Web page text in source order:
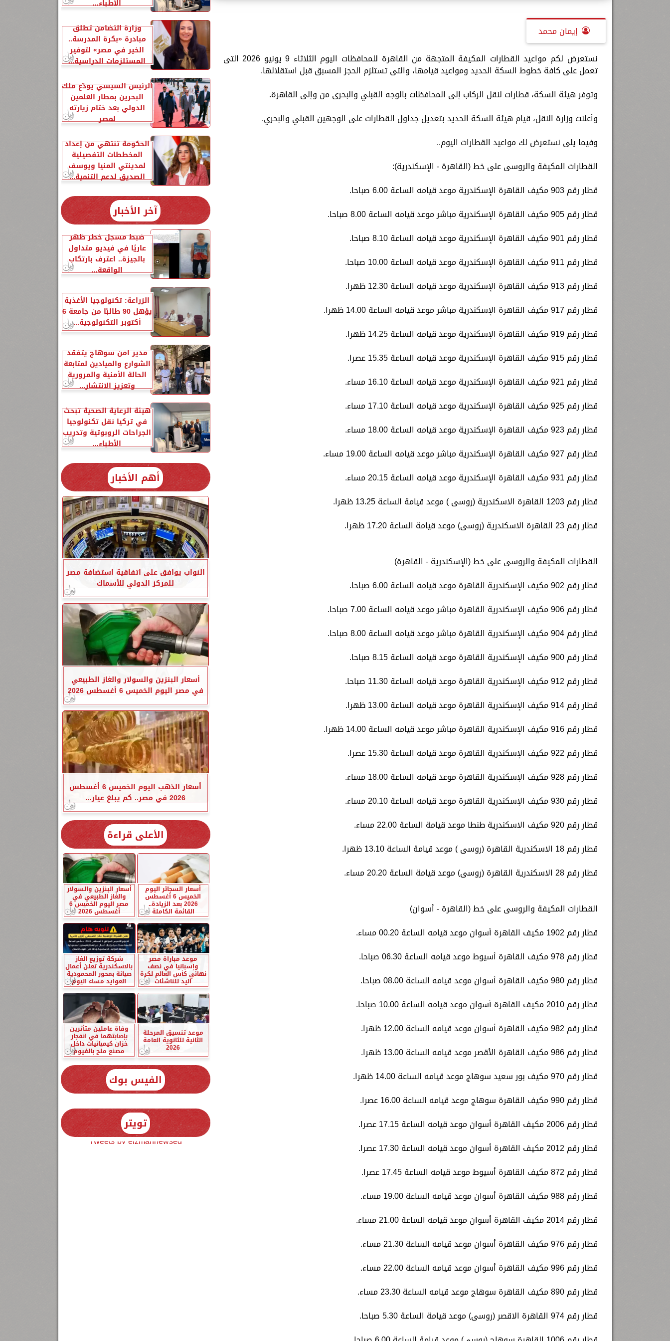
إيمان محمد
نستعرض لكم مواعيد القطارات المكيفة المتجهة من القاهرة للمحافظات اليوم الثلاثاء 9 يونيو 2026 التى
تعمل على كافة خطوط السكة الحديد ومواعيد قيامها، والتى تستلزم الحجز المسبق قبل استقلالها.
وتوفر هيئة السكة، قطارات لنقل الركاب إلى المحافظات بالوجه القبلي والبحرى من وإلى القاهرة.
وأعلنت وزارة النقل، قيام هيئة السكة الحديد بتعديل جداول القطارات على الوجهين القبلي والبحري.
وفيما يلى نستعرض لك مواعيد القطارات اليوم..
القطارات المكيفة والروسى على خط (القاهرة - الإسكندرية):
قطار رقم 903 مكيف القاهرة الإسكندرية موعد قيامه الساعة 6.00 صباحا.
قطار رقم 905 مكيف القاهرة الإسكندرية مباشر موعد قيامه الساعة 8.00 صباحا.
قطار رقم 901 مكيف القاهرة الإسكندرية موعد قيامه الساعة 8.10 صباحا.
قطار رقم 911 مكيف القاهرة الإسكندرية موعد قيامه الساعة 10.00 صباحا.
قطار رقم 913 مكيف القاهرة الإسكندرية موعد قيامه الساعة 12.30 ظهرا.
قطار رقم 917 مكيف القاهرة الإسكندرية مباشر موعد قيامه الساعة 14.00 ظهرا.
قطار رقم 919 مكيف القاهرة الإسكندرية موعد قيامه الساعة 14.25 ظهرا.
قطار رقم 915 مكيف القاهرة الإسكندرية موعد قيامه الساعة 15.35 عصرا.
قطار رقم 921 مكيف القاهرة الإسكندرية موعد قيامه الساعة 16.10 مساء.
قطار رقم 925 مكيف القاهرة الإسكندرية موعد قيامه الساعة 17.10 مساء.
قطار رقم 923 مكيف القاهرة الإسكندرية موعد قيامه الساعة 18.00 مساء.
قطار رقم 927 مكيف القاهرة الإسكندرية مباشر موعد قيامه الساعة 19.00 مساء.
قطار رقم 931 مكيف القاهرة الإسكندرية موعد قيامه الساعة 20.15 مساء.
قطار رقم 1203 القاهرة الاسكندرية (روسى ) موعد قيامة الساعة 13.25 ظهرا.
قطار رقم 23 القاهرة الاسكندرية (روسى) موعد قيامة الساعة 17.20 ظهرا.
القطارات المكيفة والروسى على خط (الإسكندرية - القاهرة)
قطار رقم 902 مكيف الإسكندرية القاهرة موعد قيامه الساعة 6.00 صباحا.
قطار رقم 906 مكيف الإسكندرية القاهرة مباشر موعد قيامه الساعة 7.00 صباحا.
قطار رقم 904 مكيف الإسكندرية القاهرة مباشر موعد قيامه الساعة 8.00 صباحا.
قطار رقم 900 مكيف الإسكندرية القاهرة موعد قيامه الساعة 8.15 صباحا.
قطار رقم 912 مكيف الإسكندرية القاهرة موعد قيامه الساعة 11.30 صباحا.
قطار رقم 914 مكيف الإسكندرية القاهرة موعد قيامه الساعة 13.00 ظهرا.
قطار رقم 916 مكيف الإسكندرية القاهرة مباشر موعد قيامه الساعة 14.00 ظهرا.
قطار رقم 922 مكيف الإسكندرية القاهرة موعد قيامه الساعة 15.30 عصرا.
قطار رقم 928 مكيف الإسكندرية القاهرة موعد قيامه الساعة 18.00 مساء.
قطار رقم 930 مكيف الإسكندرية القاهرة موعد قيامه الساعة 20.10 مساء.
قطار رقم 920 مكيف الاسكندرية طنطا موعد قيامة الساعة 22.00 مساء.
قطار رقم 18 الاسكندرية القاهرة (روسى ) موعد قيامة الساعة 13.10 ظهرا.
قطار رقم 28 الاسكندرية القاهرة (روسى) موعد قيامة الساعة 20.20 مساء.
القطارات المكيفة والروسى على خط (القاهرة - أسوان)
قطار رقم 1902 مكيف القاهرة أسوان موعد قيامه الساعة 00.20 مساء.
قطار رقم 978 مكيف القاهرة أسيوط موعد قيامه الساعة 06.30 صباحا.
قطار رقم 980 مكيف القاهرة أسوان موعد قيامه الساعة 08.00 صباحا.
قطار رقم 2010 مكيف القاهرة أسوان موعد قيامه الساعة 10.00 صباحا.
قطار رقم 982 مكيف القاهرة أسوان موعد قيامه الساعة 12.00 ظهرا.
قطار رقم 986 مكيف القاهرة الأقصر موعد قيامه الساعة 13.00 ظهرا.
قطار رقم 970 مكيف بور سعيد سوهاج موعد قيامه الساعة 14.00 ظهرا.
قطار رقم 990 مكيف القاهرة سوهاج موعد قيامه الساعة 16.00 عصرا.
قطار رقم 2006 مكيف القاهرة أسوان موعد قيامه الساعة 17.15 عصرا.
قطار رقم 2012 مكيف القاهرة أسوان موعد قيامه الساعة 17.30 عصرا.
قطار رقم 872 مكيف القاهرة أسيوط موعد قيامه الساعة 17.45 عصرا.
قطار رقم 988 مكيف القاهرة أسوان موعد قيامه الساعة 19.00 مساء.
قطار رقم 2014 مكيف القاهرة أسوان موعد قيامه الساعة 21.00 مساء.
قطار رقم 976 مكيف القاهرة أسوان موعد قيامه الساعة 21.30 مساء.
قطار رقم 996 مكيف القاهرة أسوان موعد قيامه الساعة 22.00 مساء.
قطار رقم 890 مكيف القاهرة سوهاج موعد قيامه الساعة 23.30 مساء.
قطار رقم 974 القاهرة الاقصر (روسى) موعد قيامة الساعة 5.30 صباحا.
الأطباء...
وزارة التضامن تطلق
مبادرة «بكرة المدرسة..
الخير في مصر» لتوفير
المستلزمات الدراسية...
الرئيس السيسي يودّع ملك
البحرين بمطار العلمين
الدولي بعد ختام زيارته
لمصر
الحكومة تنتهي من إعداد
المخططات التفصيلية
لمدينتي المنيا ويوسف
الصديق لدعم التنمية...
آخر الأخبار
ضبط مسجل خطر ظهر
عاريًا في فيديو متداول
بالجيزة.. اعترف بارتكاب
الواقعة...
الزراعة: تكنولوجيا الأغذية
يؤهل 90 طالبًا من جامعة 6
أكتوبر التكنولوجية...
مدير أمن سوهاج يتفقد
الشوارع والميادين لمتابعة
الحالة الأمنية والمرورية
وتعزيز الانتشار...
هيئة الرعاية الصحية تبحث
في تركيا نقل تكنولوجيا
الجراحات الروبوتية وتدريب
الأطباء...
أهم الأخبار
النواب يوافق على اتفاقية استضافة مصر
للمركز الدولي للأسماك
أسعار البنزين والسولار والغاز الطبيعي
في مصر اليوم الخميس 6 أغسطس 2026
أسعار الذهب اليوم الخميس 6 أغسطس
2026 في مصر.. كم يبلغ عيار...
الأعلى قراءة
أسعار السجائر اليوم
الخميس 6 أغسطس
2026 بعد الزيادة..
القائمة الكاملة
أسعار البنزين والسولار
والغاز الطبيعي في
مصر اليوم الخميس 6
أغسطس 2026
موعد مباراة مصر
وإسبانيا في نصف
نهائي كأس العالم لكرة
اليد للناشئات
شركة توزيع الغاز
بالاسكندرية تعلن أعمال
صيانة بمحور المحمودية
العوايد مساء اليوم
موعد تنسيق المرحلة
الثانية للثانوية العامة
2026
وفاة عاملين متأثرين
بإصابتهما في انفجار
خزان كيميائيات داخل
مصنع ملح بالفيوم
الفيس بوك
تويتر
Tweets by elzmannewseg